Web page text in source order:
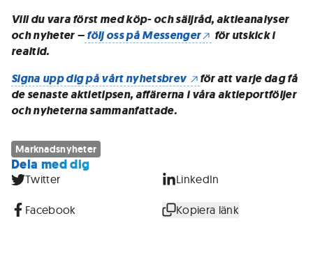
Vill du vara först med köp- och säljråd, aktieanalyser
och nyheter –följ oss på Messenger
för utskick i
realtid.
Signa upp dig på vårt nyhetsbrev
för att varje dag få
de senaste aktietipsen, affärerna i våra aktieportföljer
och nyheterna sammanfattade.
Marknadsnyheter
Dela med dig
Twitter LinkedIn
Facebook Kopiera länk